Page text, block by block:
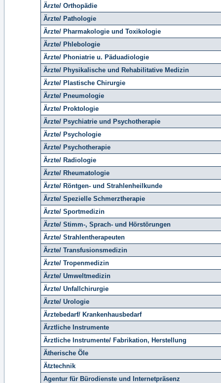
Ärzte/ Orthopädie
Ärzte/ Pathologie
Ärzte/ Pharmakologie und Toxikologie
Ärzte/ Phlebologie
Ärzte/ Phoniatrie u. Päduadiologie
Ärzte/ Physikalische und Rehabilitative Medizin
Ärzte/ Plastische Chirurgie
Ärzte/ Pneumologie
Ärzte/ Proktologie
Ärzte/ Psychiatrie und Psychotherapie
Ärzte/ Psychologie
Ärzte/ Psychotherapie
Ärzte/ Radiologie
Ärzte/ Rheumatologie
Ärzte/ Röntgen- und Strahlenheilkunde
Ärzte/ Spezielle Schmerztherapie
Ärzte/ Sportmedizin
Ärzte/ Stimm-, Sprach- und Hörstörungen
Ärzte/ Strahlentherapeuten
Ärzte/ Transfusionsmedizin
Ärzte/ Tropenmedizin
Ärzte/ Umweltmedizin
Ärzte/ Unfallchirurgie
Ärzte/ Urologie
Ärztebedarf/ Krankenhausbedarf
Ärztliche Instrumente
Ärztliche Instrumente/ Fabrikation, Herstellung
Ätherische Öle
Ätztechnik
Agentur für Bürodienste und Internetpräsenz